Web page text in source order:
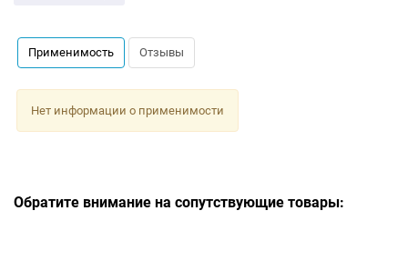
Применимость Отзывы
Нет информации о применимости
Обратите внимание на сопутствующие товары: